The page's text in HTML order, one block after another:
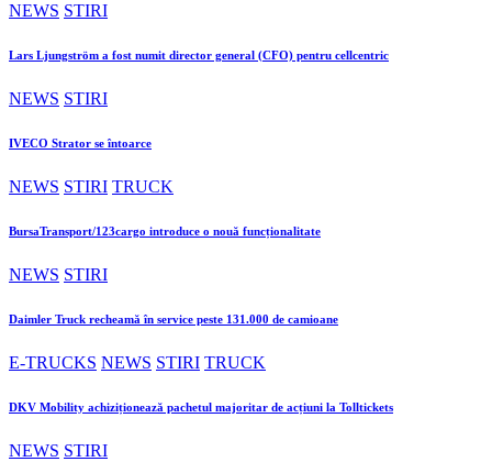
NEWS STIRI
Lars Ljungström a fost numit director general (CFO) pentru cellcentric
NEWS STIRI
IVECO Strator se întoarce
NEWS STIRI TRUCK
BursaTransport/123cargo introduce o nouă funcționalitate
NEWS STIRI
Daimler Truck recheamă în service peste 131.000 de camioane
E-TRUCKS NEWS STIRI TRUCK
DKV Mobility achiziționează pachetul majoritar de acțiuni la Tolltickets
NEWS STIRI